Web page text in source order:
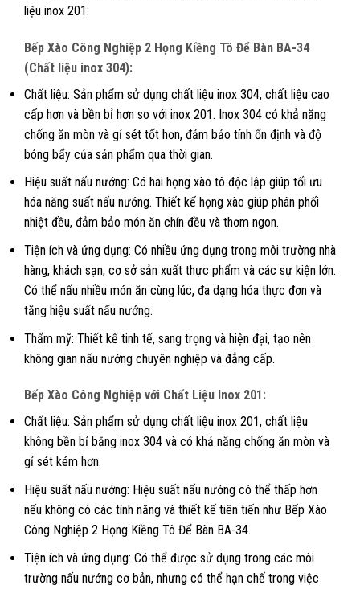
liệu inox 201:
Bếp Xào Công Nghiệp 2 Họng Kiềng Tô Để Bàn BA-34
(Chất liệu inox 304):
Chất liệu: Sản phẩm sử dụng chất liệu inox 304, chất liệu cao
cấp hơn và bền bỉ hơn so với inox 201. Inox 304 có khả năng
chống ăn mòn và gỉ sét tốt hơn, đảm bảo tính ổn định và độ
bóng bẩy của sản phẩm qua thời gian.
Hiệu suất nấu nướng: Có hai họng xào tô độc lập giúp tối ưu
hóa năng suất nấu nướng. Thiết kế họng xào giúp phân phối
nhiệt đều, đảm bảo món ăn chín đều và thơm ngon.
Tiện ích và ứng dụng: Có nhiều ứng dụng trong môi trường nhà
hàng, khách sạn, cơ sở sản xuất thực phẩm và các sự kiện lớn.
Có thể nấu nhiều món ăn cùng lúc, đa dạng hóa thực đơn và
tăng hiệu suất nấu nướng.
Thẩm mỹ: Thiết kế tinh tế, sang trọng và hiện đại, tạo nên
không gian nấu nướng chuyên nghiệp và đẳng cấp.
Bếp Xào Công Nghiệp với Chất Liệu Inox 201:
Chất liệu: Sản phẩm sử dụng chất liệu inox 201, chất liệu
không bền bỉ bằng inox 304 và có khả năng chống ăn mòn và
gỉ sét kém hơn.
Hiệu suất nấu nướng: Hiệu suất nấu nướng có thể thấp hơn
nếu không có các tính năng và thiết kế tiên tiến như Bếp Xào
Công Nghiệp 2 Họng Kiềng Tô Để Bàn BA-34.
Tiện ích và ứng dụng: Có thể được sử dụng trong các môi
trường nấu nướng cơ bản, nhưng có thể hạn chế trong việc